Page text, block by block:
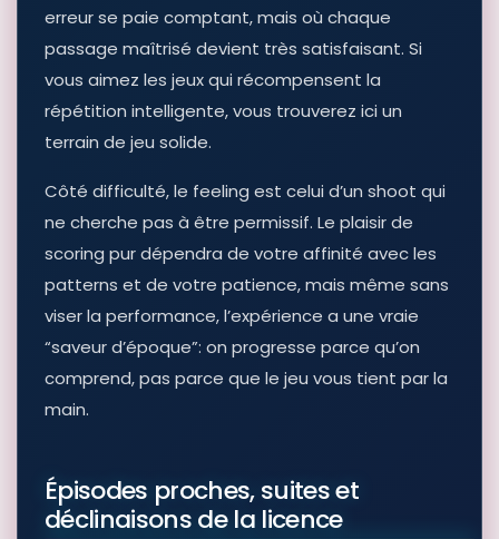
erreur se paie comptant, mais où chaque
passage maîtrisé devient très satisfaisant. Si
vous aimez les jeux qui récompensent la
répétition intelligente, vous trouverez ici un
terrain de jeu solide.
Côté difficulté, le feeling est celui d’un shoot qui
ne cherche pas à être permissif. Le plaisir de
scoring pur dépendra de votre affinité avec les
patterns et de votre patience, mais même sans
viser la performance, l’expérience a une vraie
“saveur d’époque”: on progresse parce qu’on
comprend, pas parce que le jeu vous tient par la
main.
Épisodes proches, suites et
déclinaisons de la licence